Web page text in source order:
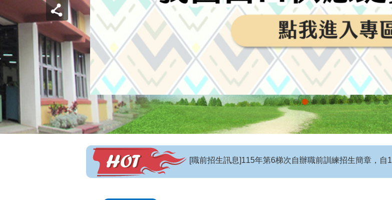
【招生訊息】115年度第4梯次自辦在職進修訓練招生簡章